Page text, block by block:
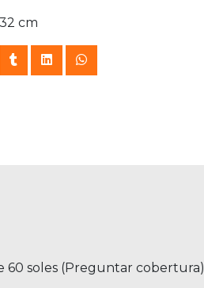
cm
60 soles (Preguntar cobertura)